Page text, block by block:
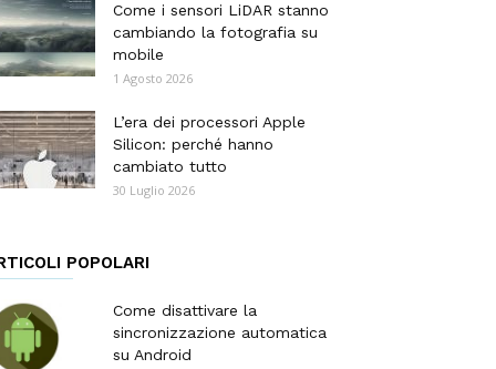
Come i sensori LiDAR stanno
cambiando la fotografia su
mobile
1 Agosto 2026
L’era dei processori Apple
Silicon: perché hanno
cambiato tutto
30 Luglio 2026
POPOLARI
Come disattivare la
sincronizzazione automatica
su Android